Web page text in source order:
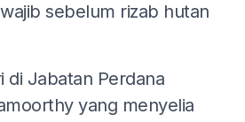
sebelum rizab hutan
di Jabatan Perdana
yang menyelia